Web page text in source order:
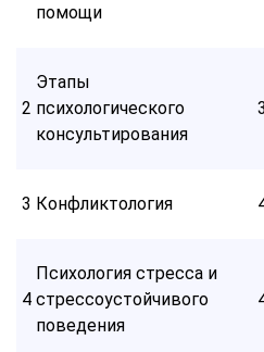
помощи
2
Этапы
психологического
консультирования
3 Конфликтология
4
Психология стресса и
стрессоустойчивого
поведения